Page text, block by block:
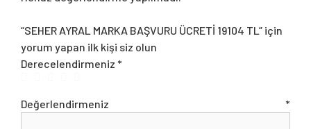
“SEHER AYRAL MARKA BAŞVURU ÜCRETİ 19104 TL” için
yorum yapan ilk kişi siz olun
Derecelendirmeniz *
Değerlendirmeniz *